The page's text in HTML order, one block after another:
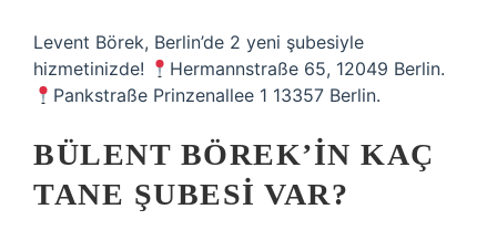
Levent Börek, Berlin’de 2 yeni şubesiyle
hizmetinizde!
Hermannstraße 65, 12049 Berlin.
Pankstraße Prinzenallee 1 13357 Berlin.
BÜLENT BÖREK’IN KAÇ
TANE ŞUBESI VAR?